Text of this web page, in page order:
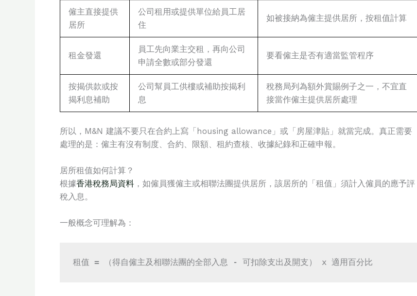
僱主直接提供
居所
公司租用或提供單位給員工居
住
如被接納為僱主提供居所，按租值計算
租金發還
員工先向業主交租，再向公司
申請全數或部分發還
要看僱主是否有適當監管程序
按揭供款或按
揭利息補助
公司幫員工供樓或補助按揭利
息
稅務局列為額外賞賜例子之一，不宜直
接當作僱主提供居所處理
所以，M&N 建議不要只在合約上寫「housing allowance」或「房屋津貼」就當完成。真正需要
處理的是：僱主有沒有制度、合約、限額、租約查核、收據紀錄和正確申報。
居所租值如何計算？
根據香港稅務局資料 ，如僱員獲僱主或相聯法團提供居所，該居所的「租值」須計入僱員的應予評
稅入息。
一般概念可理解為：
租值 = （得自僱主及相聯法團的全部入息 - 可扣除支出及開支） x 適用百分比